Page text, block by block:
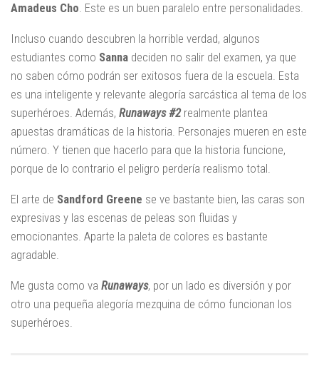
Amadeus Cho. Este es un buen paralelo entre personalidades.
Incluso cuando descubren la horrible verdad, algunos
estudiantes como Sanna deciden no salir del examen, ya que
no saben cómo podrán ser exitosos fuera de la escuela. Esta
es una inteligente y relevante alegoría sarcástica al tema de los
superhéroes. Además, Runaways #2realmente plantea
apuestas dramáticas de la historia. Personajes mueren en este
número. Y tienen que hacerlo para que la historia funcione,
porque de lo contrario el peligro perdería realismo total.
El arte de Sandford Greene se ve bastante bien, las caras son
expresivas y las escenas de peleas son fluidas y
emocionantes. Aparte la paleta de colores es bastante
agradable.
Me gusta como va Runaways, por un lado es diversión y por
otro una pequeña alegoría mezquina de cómo funcionan los
superhéroes.